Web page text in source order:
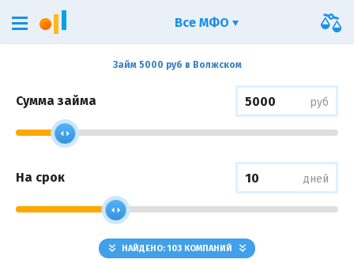
Займ 5000 руб в Волжском
Сумма займа руб
На срок дней
НАЙДЕНО:103 КОМПАНИЙ
Все МФО